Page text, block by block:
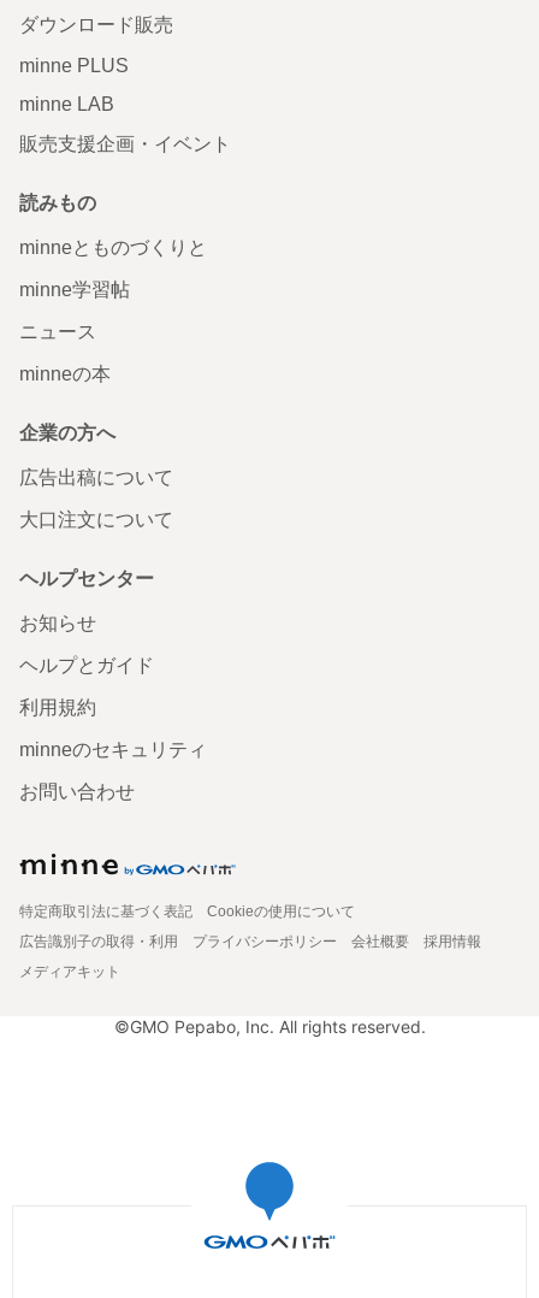
ダウンロード販売
minne PLUS
minne LAB
販売支援企画・イベント
読みもの
minneとものづくりと
minne学習帖
ニュース
minneの本
企業の方へ
広告出稿について
大口注文について
ヘルプセンター
お知らせ
ヘルプとガイド
利用規約
minneのセキュリティ
お問い合わせ
特定商取引法に基づく表記
Cookieの使用について
広告識別子の取得・利用
プライバシーポリシー 会社概要
採用情報
メディアキット
©GMO Pepabo, Inc. All rights reserved.